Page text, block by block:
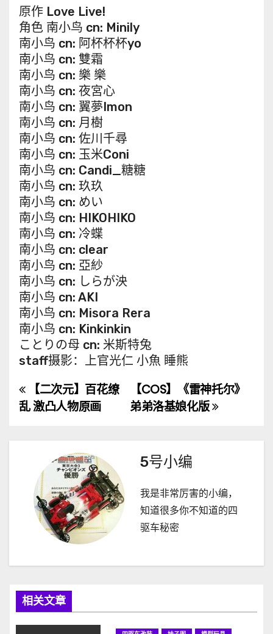
原作 Love Live!
角色 南小鸟 cn: Minily
南小鸟 cn: 阿杯杯杯yo
南小鸟 cn: 雙霜
南小鸟 cn: 樂 樂
南小鸟 cn: 夜宮心
南小鸟 cn: 翼夢Imon
南小鸟 cn: 月樹
南小鸟 cn: 佐川千尋
南小鸟 cn: 玉米Coni
南小鸟 cn: Candi_糖糖
南小鸟 cn: 玖玖
南小鸟 cn: めい
南小鸟 cn: HIKOHIKO
南小鸟 cn: 冷蝶
南小鸟 cn: clear
南小鸟 cn: 亞紗
南小鸟 cn: しらが泱
南小鸟 cn: AKI
南小鸟 cn: Misora Rera
南小鸟 cn: Kinkinkin
ことりの母 cn: 米斯特兔
staff摄影：上官光仁 小魚 睡熊
文
章
【COS】《雷神托尔》
弟弟洛基娘化版
【二次元】百花缭
乱 激凸人物原画
5号小编
我是非常厉害的小编，
知道很多你不知道的四
驱车秘密
相关文章